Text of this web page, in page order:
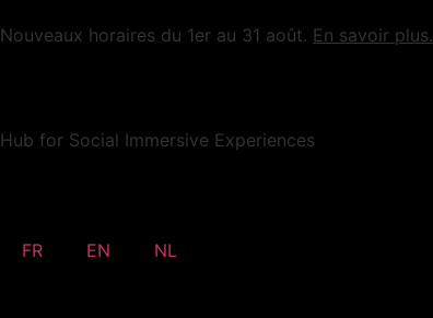
Nouveaux horaires du 1er au 31 août. En savoir plus.
Hub for Social Immersive Experiences
FR EN NL